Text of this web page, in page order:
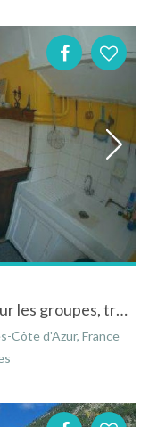
Tres jolie, grande maison idéale pour les groupes, très bien située à Briançon
Côte d'Azur, France